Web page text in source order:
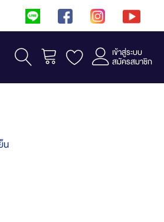
รถเข็น เข้าสู่ระบบ
สมัครสมาชิก
น